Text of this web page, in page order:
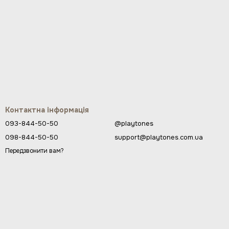
Контактна інформація
093-844-50-50
098-844-50-50
Передзвонити вам?
@playtones
support@playtones.com.ua